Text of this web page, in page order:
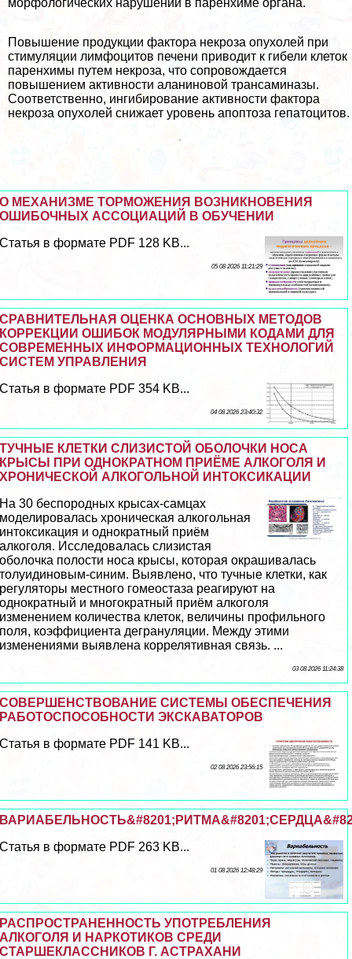
Повышение продукции фактора некроза опухолей при
стимуляции лимфоцитов печени приводит к гибели клеток
паренхимы путем некроза, что сопровождается
повышением активности аланиновой трaнcаминазы.
Соответственно, ингибирование активности фактора
некроза опухолей снижает уровень апоптоза гепатоцитов.
О МЕХАНИЗМЕ ТОРМОЖЕНИЯ ВОЗНИКНОВЕНИЯ
ОШИБОЧНЫХ АССОЦИАЦИЙ В ОБУЧЕНИИ
Статья в формате PDF 128 KB...
05 08 2026 11:21:29
СРАВНИТЕЛЬНАЯ ОЦЕНКА ОСНОВНЫХ МЕТОДОВ
КОРРЕКЦИИ ОШИБОК МОДУЛЯРНЫМИ КОДАМИ ДЛЯ
СОВРЕМЕННЫХ ИНФОРМАЦИОННЫХ ТЕХНОЛОГИЙ
СИСТЕМ УПРАВЛЕНИЯ
Статья в формате PDF 354 KB...
04 08 2026 23:40:32
ТУЧНЫЕ КЛЕТКИ СЛИЗИСТОЙ ОБОЛОЧКИ НОСА
КРЫСЫ ПРИ ОДНОКРАТНОМ ПРИЁМЕ АЛКОГОЛЯ И
ХРОНИЧЕСКОЙ АЛКОГОЛЬНОЙ ИНТОКСИКАЦИИ
На 30 беспородных крысах-самцах
моделировалась хроническая алкогольная
интоксикация и однократный приём
алкоголя. Исследовалась слизистая
оболочка полости носа крысы, которая окрашивалась
толуидиновым-синим. Выявлено, что тучные клетки, как
регуляторы местного гомеостаза реагируют на
однократный и многократный приём алкоголя
изменением количества клеток, величины профильного
поля, коэффициента дегрануляции. Между этими
изменениями выявлена коррелятивная связь. ...
03 08 2026 11:24:38
СОВЕРШЕНСТВОВАНИЕ СИСТЕМЫ ОБЕСПЕЧЕНИЯ
РАБОТОСПОСОБНОСТИ ЭКСКАВАТОРОВ
Статья в формате PDF 141 KB...
02 08 2026 23:56:15
Статья в формате PDF 263 KB...
01 08 2026 12:48:29
РАСПРОСТРАНЕННОСТЬ УПОТРЕБЛЕНИЯ
АЛКОГОЛЯ И НАРКОТИКОВ СРЕДИ
СТАРШЕКЛАССНИКОВ Г. АСТРАХАНИ